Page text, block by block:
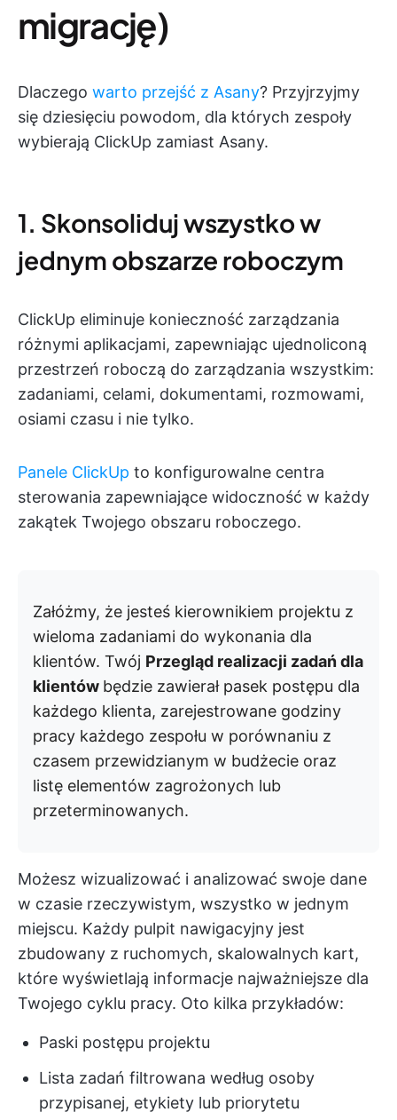
migrację)
Dlaczego warto przejść z Asany? Przyjrzyjmy
się dziesięciu powodom, dla których zespoły
wybierają ClickUp zamiast Asany.
1. Skonsoliduj wszystko w
jednym obszarze roboczym
ClickUp eliminuje konieczność zarządzania
różnymi aplikacjami, zapewniając ujednoliconą
przestrzeń roboczą do zarządzania wszystkim:
zadaniami, celami, dokumentami, rozmowami,
osiami czasu i nie tylko.
Panele ClickUp to konfigurowalne centra
sterowania zapewniające widoczność w każdy
zakątek Twojego obszaru roboczego.
Załóżmy, że jesteś kierownikiem projektu z
wieloma zadaniami do wykonania dla
klientów. Twój Przegląd realizacji zadań dla
klientów będzie zawierał pasek postępu dla
każdego klienta, zarejestrowane godziny
pracy każdego zespołu w porównaniu z
czasem przewidzianym w budżecie oraz
listę elementów zagrożonych lub
przeterminowanych.
Możesz wizualizować i analizować swoje dane
w czasie rzeczywistym, wszystko w jednym
miejscu. Każdy pulpit nawigacyjny jest
zbudowany z ruchomych, skalowalnych kart,
które wyświetlają informacje najważniejsze dla
Twojego cyklu pracy. Oto kilka przykładów:
Paski postępu projektu
Lista zadań filtrowana według osoby
przypisanej, etykiety lub priorytetu